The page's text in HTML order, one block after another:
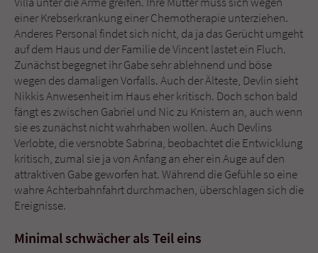
einer Krebserkrankung einer Chemotherapie unterziehen.
Anderes Personal findet sich nicht, da ja das Gerücht umgeht
auf dem Haus und der Familie de Vincent lastet ein Fluch.
Zunächst begegnet ihr Gabe sehr ablehnend und böse
wegen des damaligen Vorfalls. Auch der Älteste, Devlin sieht
Nikkis Anwesenheit im Haus eher kritisch. Doch schon bald
fängt es zwischen Gabriel und Nic zu Knistern an, auch wenn
sie es zunächst nicht wahrhaben wollen. Auch Devlins
Verlobte, die versnobte Sabrina, beobachtet die Entwicklung
kritisch, zumal sie ja von Anfang an eher ein Auge auf den
attraktiven Gabe geworfen hat. Während die Gefühle so eine
wahre Achterbahnfahrt durchmachen, überschlagen sich die
Ereignisse.
Minimal schwächer als Teil eins